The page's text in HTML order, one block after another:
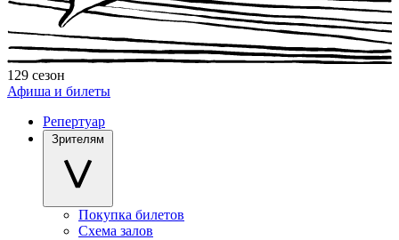
129 сезон
Афиша и билеты
Репертуар
Зрителям
Покупка билетов
Схема залов